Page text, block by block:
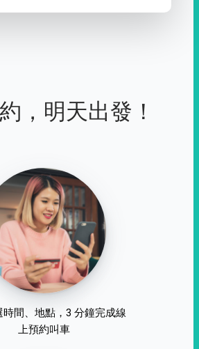
，明天出發！
時間、地點，3 分鐘完成線
上預約叫車